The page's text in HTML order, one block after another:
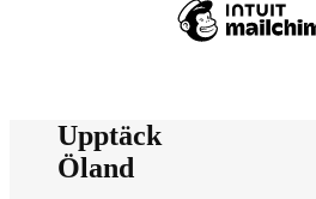
Upptäck
Öland